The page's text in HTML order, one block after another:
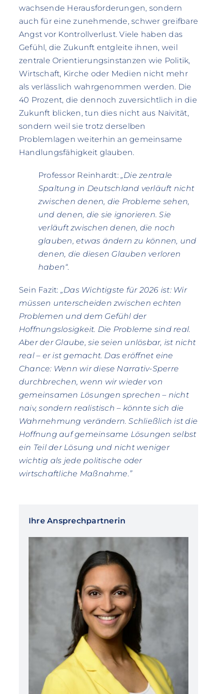
wachsende Herausforderungen, sondern
auch für eine zunehmende, schwer greifbare
Angst vor Kontrollverlust. Viele haben das
Gefühl, die Zukunft entgleite ihnen, weil
zentrale Orientierungsinstanzen wie Politik,
Wirtschaft, Kirche oder Medien nicht mehr
als verlässlich wahrgenommen werden. Die
40 Prozent, die dennoch zuversichtlich in die
Zukunft blicken, tun dies nicht aus Naivität,
sondern weil sie trotz derselben
Problemlagen weiterhin an gemeinsame
Handlungsfähigkeit glauben.
Professor Reinhardt: „Die zentrale
Spaltung in Deutschland verläuft nicht
zwischen denen, die Probleme sehen,
und denen, die sie ignorieren. Sie
verläuft zwischen denen, die noch
glauben, etwas ändern zu können, und
denen, die diesen Glauben verloren
haben“.
Sein Fazit: „Das Wichtigste für 2026 ist: Wir
müssen unterscheiden zwischen echten
Problemen und dem Gefühl der
Hoffnungslosigkeit. Die Probleme sind real.
Aber der Glaube, sie seien unlösbar, ist nicht
real – er ist gemacht. Das eröffnet eine
Chance: Wenn wir diese Narrativ-Sperre
durchbrechen, wenn wir wieder von
gemeinsamen Lösungen sprechen – nicht
naiv, sondern realistisch – könnte sich die
Wahrnehmung verändern. Schließlich ist die
Hoffnung auf gemeinsame Lösungen selbst
ein Teil der Lösung und nicht weniger
wichtig als jede politische oder
wirtschaftliche Maßnahme.”
Ihre Ansprechpartnerin